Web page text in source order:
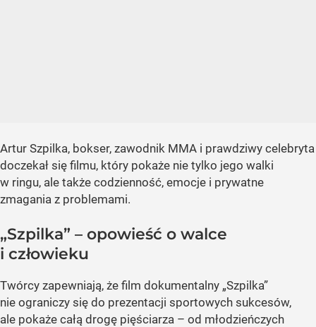
Artur Szpilka, bokser, zawodnik MMA i prawdziwy celebryta
doczekał się filmu, który pokaże nie tylko jego walki
w ringu, ale także codzienność, emocje i prywatne
zmagania z problemami.
„Szpilka” – opowieść o walce
i człowieku
Twórcy zapewniają, że film dokumentalny „Szpilka”
nie ograniczy się do prezentacji sportowych sukcesów,
ale pokaże całą drogę pięściarza – od młodzieńczych